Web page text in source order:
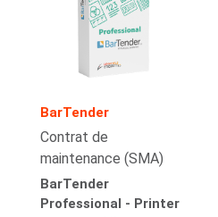
BarTender
Contrat de
maintenance (SMA)
BarTender
Professional - Printer